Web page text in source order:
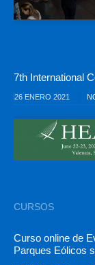
7th International
26 ENERO 2021
CURSOS
Curso online de
Parques Eólicos